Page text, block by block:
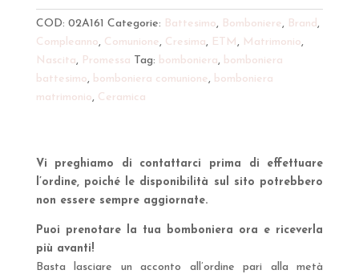
colori
con
led
quantità
COD: 02A161 Categorie: Battesimo, Bomboniere, Brand,
Compleanno, Comunione, Cresima, ETM, Matrimonio,
Nascita, Promessa Tag: bomboniera, bomboniera
battesimo, bomboniera comunione, bomboniera
matrimonio, Ceramica
Vi preghiamo di contattarci prima di effettuare
l’ordine, poiché le disponibilità sul sito potrebbero
non essere sempre aggiornate.
Puoi prenotare la tua bomboniera ora e riceverla
più avanti!
Basta lasciare un acconto all’ordine pari alla metà